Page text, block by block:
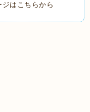
はこちらから